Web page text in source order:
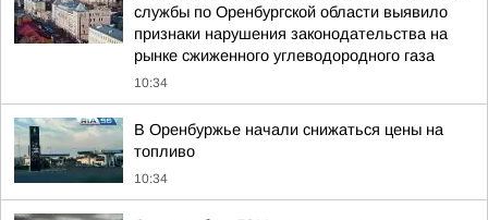
службы по Оренбургской области выявило
признаки нарушения законодательства на
рынке сжиженного углеводородного газа
10:34
В Оренбуржье начали снижаться цены на
топливо
10:34